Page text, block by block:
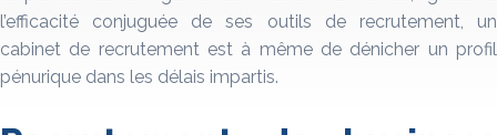
l’efficacité conjuguée de ses outils de recrutement, un
cabinet de recrutement est à même de dénicher un profil
pénurique dans les délais impartis.